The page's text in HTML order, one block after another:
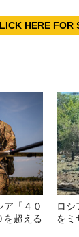
HERE FOR
ア「４０
を超える
ロシ
をミ